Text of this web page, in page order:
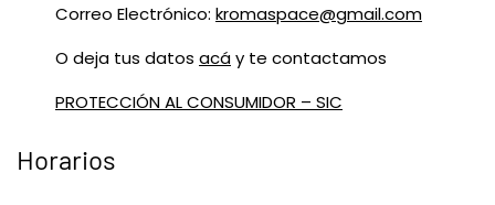
Correo Electrónico: kromaspace@gmail.com
O deja tus datos acáy te contactamos
PROTECCIÓN AL CONSUMIDOR – SIC
Horarios